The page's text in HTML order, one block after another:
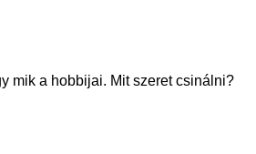
mik a hobbijai. Mit szeret csinálni?